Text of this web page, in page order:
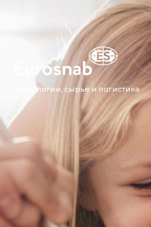
технологии, сырье и логистика